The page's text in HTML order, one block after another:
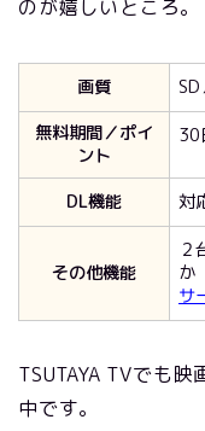
のが嬉しいところ。
画質
SD
無料期間／ポイ
ント
30
DL機能 対
その他機能
２
か
サ
TSUTAYA TVでも
中です。